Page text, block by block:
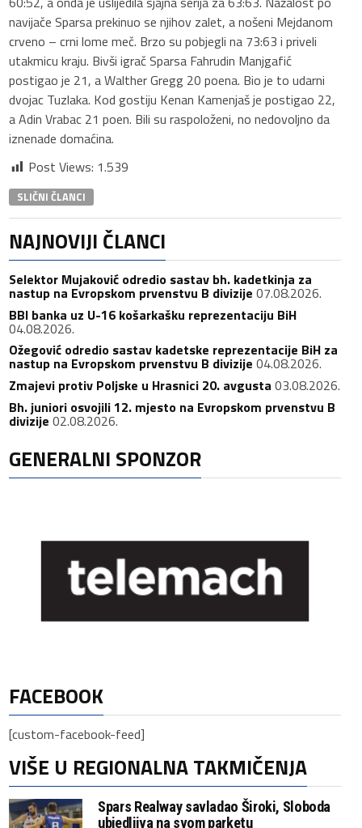
navijače Sparsa prekinuo se njihov zalet, a nošeni Mejdanom
crveno – crni lome meč. Brzo su pobjegli na 73:63 i priveli
utakmicu kraju. Bivši igrač Sparsa Fahrudin Manjgafić
postigao je 21, a Walther Gregg 20 poena. Bio je to udarni
dvojac Tuzlaka. Kod gostiju Kenan Kamenjaš je postigao 22,
a Adin Vrabac 21 poen. Bili su raspoloženi, no nedovoljno da
iznenade domaćina.
Post Views: 1.539
SLIČNI ČLANCI
NAJNOVIJI ČLANCI
Selektor Mujaković odredio sastav bh. kadetkinja za
nastup na Evropskom prvenstvu B divizije 07.08.2026.
BBI banka uz U-16 košarkašku reprezentaciju BiH
04.08.2026.
Ožegović odredio sastav kadetske reprezentacije BiH za
nastup na Evropskom prvenstvu B divizije 04.08.2026.
Zmajevi protiv Poljske u Hrasnici 20. avgusta 03.08.2026.
Bh. juniori osvojili 12. mjesto na Evropskom prvenstvu B
divizije 02.08.2026.
GENERALNI SPONZOR
FACEBOOK
[custom-facebook-feed]
VIŠE U REGIONALNA TAKMIČENJA
Spars Realway savladao Široki, Sloboda
ubjedljiva na svom parketu